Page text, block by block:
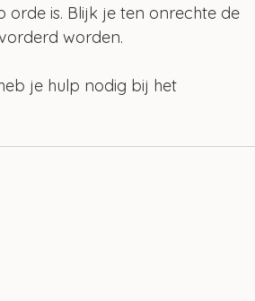
is. Blijk je ten onrechte de
worden.
je hulp nodig bij het